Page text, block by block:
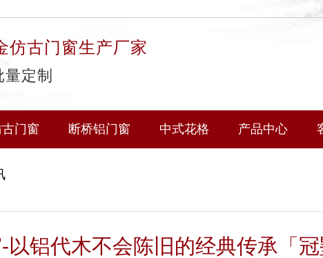
仿古门窗生产厂家
定制
门窗 断桥铝门窗 中式花格 产品中心
铝代木不会陈旧的经典传承「冠